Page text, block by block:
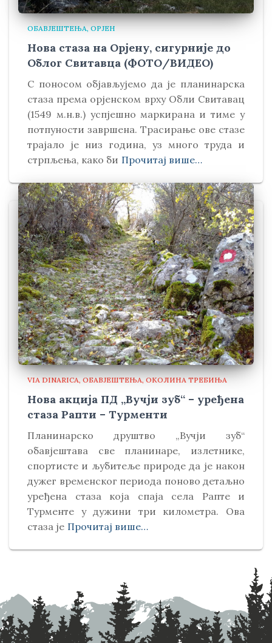
ОБАВЈЕШТЕЊА ОРЈЕН
Нова стаза на Орјену, сигурније до
Облог Свитавца (ФОТО/ВИДЕО)
С поносом објављујемо да је планинарска
стаза према орјенском врху Обли Свитавaц
(1549 м.н.в.) успјешно маркирана и тиме у
потпуности завршена. Трасирање ове стазе
трајало је низ година, уз много труда и
стрпљења, како би Прочитај више…
VIA DINARICA ОБАВЈЕШТЕЊА ОКОЛИНА ТРЕБИЊА
Нова акција ПД „Вучји зуб“ – уређена
стаза Рапти – Турменти
Планинарско друштво „Вучји зуб“
обавјештава све планинаре, излетнике,
спортисте и љубитеље природе да је након
дужег временског периода поново детаљно
уређена стаза која спаја села Рапте и
Турменте у дужини три километра. Ова
стаза је Прочитај више…